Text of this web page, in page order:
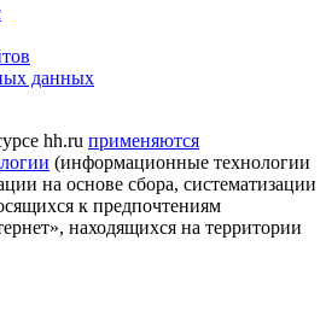
данных
hh.ru применяются
(информационные технологии
на основе сбора, систематизации
к предпочтениям
находящихся на территории